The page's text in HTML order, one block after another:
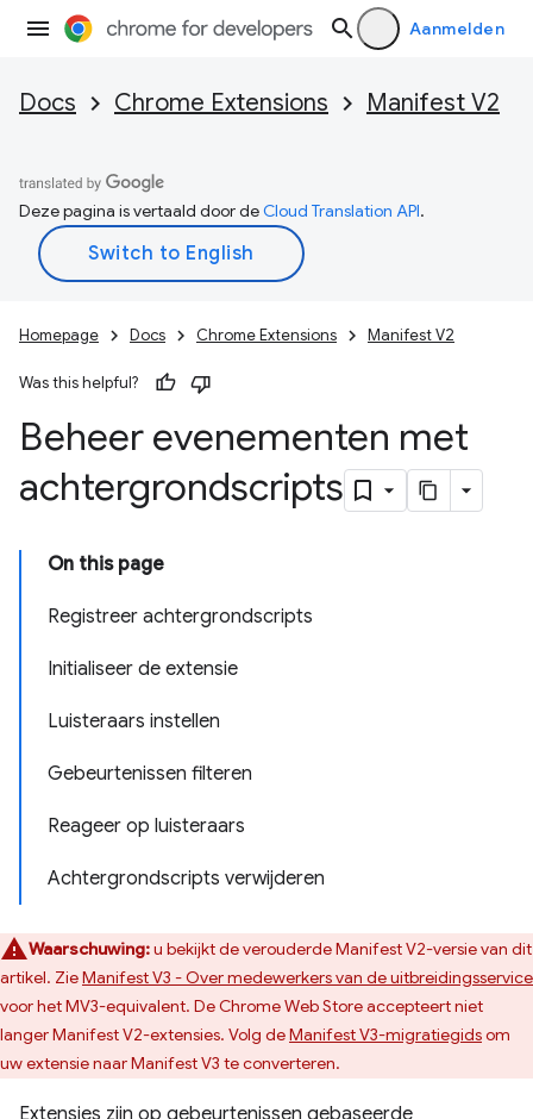
Aanmelden
Docs Chrome Extensions Manifest V2
Deze pagina is vertaald door deCloud Translation API.
Homepage Docs Chrome Extensions Manifest V2
Was this helpful?
Beheer evenementen met
achtergrondscripts
On this page
Registreer achtergrondscripts
Initialiseer de extensie
Luisteraars instellen
Gebeurtenissen filteren
Reageer op luisteraars
Achtergrondscripts verwijderen
Waarschuwing:u bekijkt de verouderde Manifest V2-versie van dit
artikel. ZieManifest V3 - Over medewerkers van de uitbreidingsservice
voor het MV3-equivalent. De Chrome Web Store accepteert niet
langer Manifest V2-extensies. Volg deManifest V3-migratiegidsom
uw extensie naar Manifest V3 te converteren.
Extensies zijn op gebeurtenissen gebaseerde